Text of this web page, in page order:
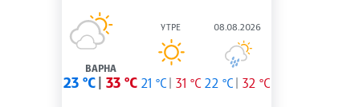
ВАРНА
23 °C 33 °C
УТРЕ
21 °C 31 °C
08.08.2026
22 °C 32 °C